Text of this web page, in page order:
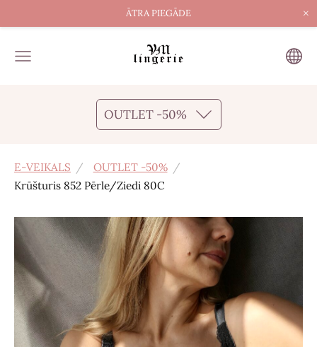
ĀTRA PIEGĀDE ×
OUTLET -50%
E-VEIKALS
OUTLET -50%
Krūšturis 852 Pērle/Ziedi 80C